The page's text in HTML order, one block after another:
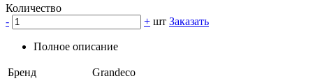
Количество
-
+ шт Заказать
Полное описание
Бренд
Grandeco